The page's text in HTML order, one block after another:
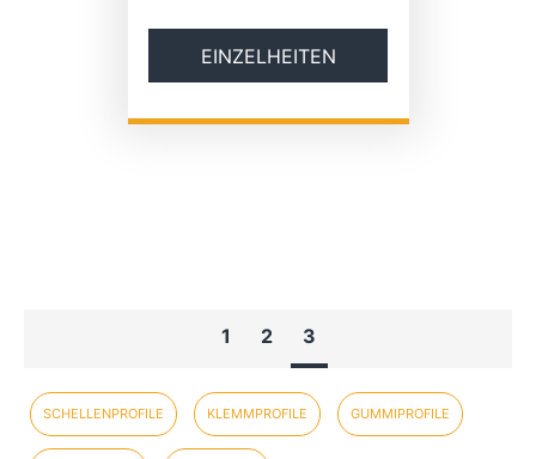
EINZELHEITEN
1 2 3
SCHELLENPROFILE KLEMMPROFILE GUMMIPROFILE